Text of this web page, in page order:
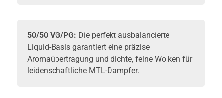
50/50 VG/PG: Die perfekt ausbalancierte
Liquid-Basis garantiert eine präzise
Aromaübertragung und dichte, feine Wolken für
leidenschaftliche MTL-Dampfer.